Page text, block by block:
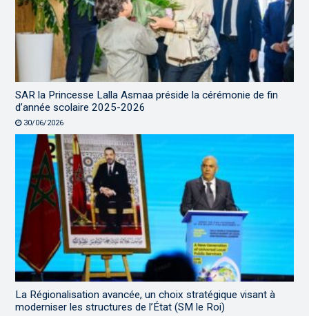
SAR la Princesse Lalla Asmaa préside la cérémonie de fin
d’année scolaire 2025-2026
30/06/2026
La Régionalisation avancée, un choix stratégique visant à
moderniser les structures de l’État (SM le Roi)